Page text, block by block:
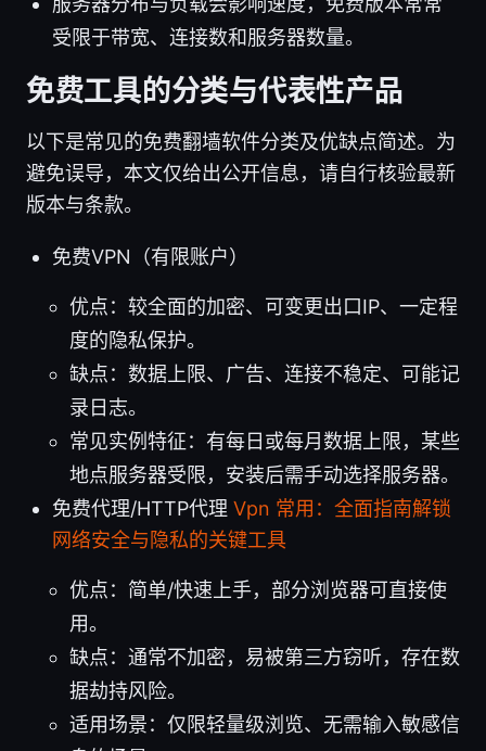
受限于带宽、连接数和服务器数量。
免费工具的分类与代表性产品
以下是常见的免费翻墙软件分类及优缺点简述。为
避免误导，本文仅给出公开信息，请自行核验最新
版本与条款。
免费VPN（有限账户）
优点：较全面的加密、可变更出口IP、一定程
度的隐私保护。
缺点：数据上限、广告、连接不稳定、可能记
录日志。
常见实例特征：有每日或每月数据上限，某些
地点服务器受限，安装后需手动选择服务器。
免费代理/HTTP代理 Vpn 常用：全面指南解锁
网络安全与隐私的关键工具
优点：简单/快速上手，部分浏览器可直接使
用。
缺点：通常不加密，易被第三方窃听，存在数
据劫持风险。
适用场景：仅限轻量级浏览、无需输入敏感信